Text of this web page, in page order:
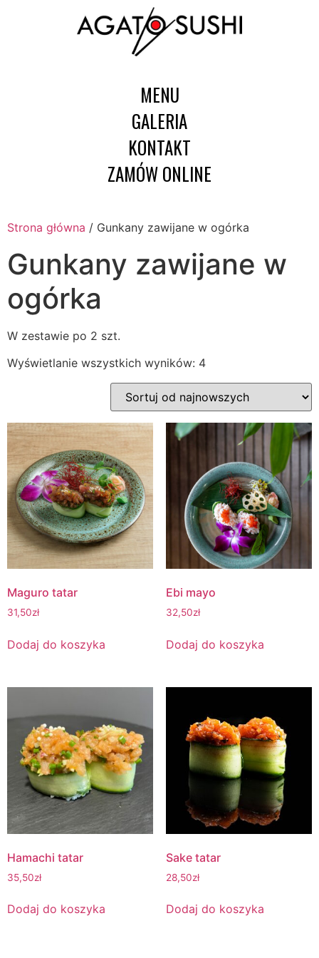
MENU
GALERIA
KONTAKT
ZAMÓW ONLINE
Strona główna / Gunkany zawijane w ogórka
Gunkany zawijane w
ogórka
W zestawie po 2 szt.
Wyświetlanie wszystkich wyników: 4
Maguro tatar
31,50zł
Dodaj do koszyka
Ebi mayo
32,50zł
Dodaj do koszyka
Hamachi tatar
35,50zł
Dodaj do koszyka
Sake tatar
28,50zł
Dodaj do koszyka